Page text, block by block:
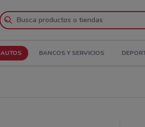
AUTOS BANCOS Y SERVICIOS